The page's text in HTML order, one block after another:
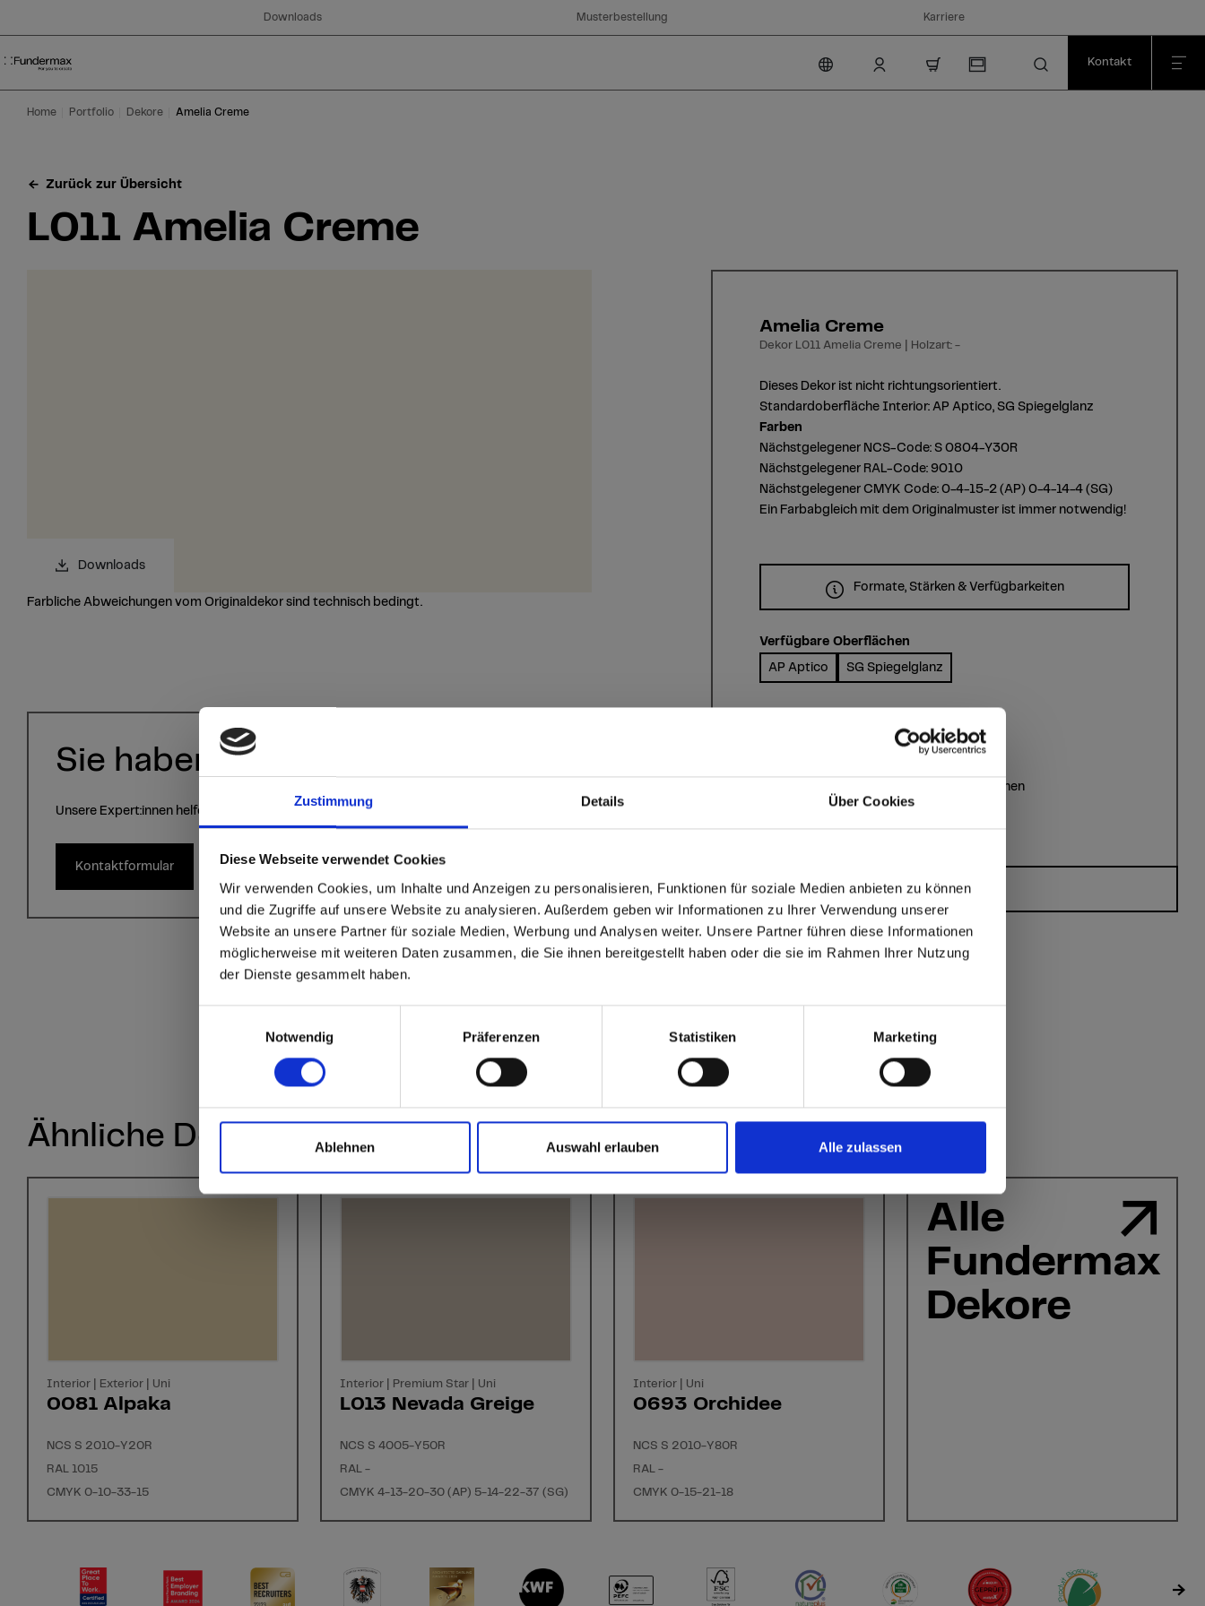
Zustimmung Details Über Cookies
Diese Webseite verwendet Cookies
Wir verwenden Cookies, um Inhalte und Anzeigen zu personalisieren, Funktionen für soziale Medien anbieten zu können
und die Zugriffe auf unsere Website zu analysieren. Außerdem geben wir Informationen zu Ihrer Verwendung unserer
Website an unsere Partner für soziale Medien, Werbung und Analysen weiter. Unsere Partner führen diese Informationen
möglicherweise mit weiteren Daten zusammen, die Sie ihnen bereitgestellt haben oder die sie im Rahmen Ihrer Nutzung
der Dienste gesammelt haben.
Notwendig
Präferenzen Statistiken Marketing
Ablehnen Auswahl erlauben Alle zulassen
sr.modal is not closeable
Are you based in the Vereinigte
Staaten?
Go to the Fundermax North America website directly from here or discover what Fundermax offers in Europe
and the rest of the world!
Click here to go to the Fundermax North America Website Europe / Rest of the World
Downloads Musterbestellung Karriere
Kontakt
Home Portfolio Dekore Amelia Creme
Zurück zur Übersicht
L011 Amelia Creme
Downloads
Farbliche Abweichungen vom Originaldekor sind technisch bedingt.
Sie haben Fragen?
Unsere Expert:innen helfen Ihnen gerne weiter!
Kontaktformular
Amelia Creme
Dekor L011 Amelia Creme | Holzart: -
Dieses Dekor ist nicht richtungsorientiert.
Standardoberfläche Interior: AP Aptico, SG Spiegelglanz
Farben
Nächstgelegener NCS-Code: S 0804-Y30R
Nächstgelegener RAL-Code: 9010
Nächstgelegener CMYK Code: 0-4-15-2 (AP) 0-4-14-4 (SG)
Ein Farbabgleich mit dem Originalmuster ist immer notwendig!
Formate, Stärken & Verfügbarkeiten
Verfügbare Oberflächen
AP Aptico SG Spiegelglanz
Lieferstatus kann, je nach Zielland, abweichen
Sie haben Fragen?
Ähnliche Dekore
Interior | Exterior | Uni
0081 Alpaka
NCS S 2010-Y20R
RAL 1015
CMYK 0-10-33-15
Interior | Premium Star | Uni
L013 Nevada Greige
NCS S 4005-Y50R
RAL -
CMYK 4-13-20-30 (AP) 5-14-22-37 (SG)
Interior | Uni
0693 Orchidee
NCS S 2010-Y80R
RAL -
CMYK 0-15-21-18
Alle
Fundermax
Dekore